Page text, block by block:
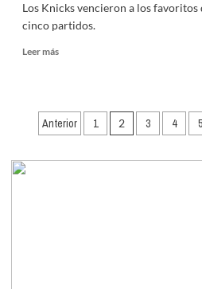
Los Knicks vencieron a los favoritos
cinco partidos.
Leer másLeer
Towns
y
Paginación
Anterior 1 2 3 4 5